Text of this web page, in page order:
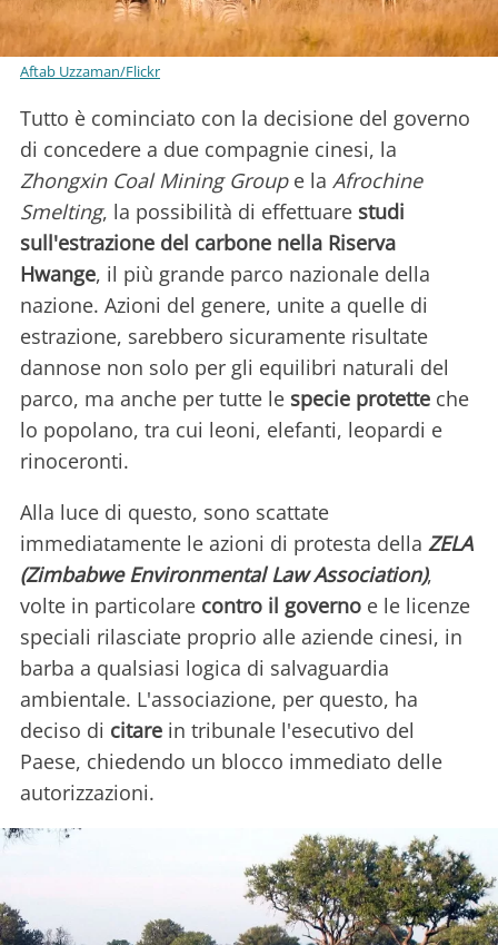
Aftab Uzzaman/Flickr
Tutto è cominciato con la decisione del governo
di concedere a due compagnie cinesi, la
Zhongxin Coal Mining Groupe la Afrochine
Smelting, la possibilità di effettuare studi
sull'estrazione del carbone nella Riserva
Hwange, il più grande parco nazionale della
nazione. Azioni del genere, unite a quelle di
estrazione, sarebbero sicuramente risultate
dannose non solo per gli equilibri naturali del
parco, ma anche per tutte le specie protette che
lo popolano, tra cui leoni, elefanti, leopardi e
rinoceronti.
Alla luce di questo, sono scattate
immediatamente le azioni di protesta della ZELA
(Zimbabwe Environmental Law Association),
volte in particolare contro il governo e le licenze
speciali rilasciate proprio alle aziende cinesi, in
barba a qualsiasi logica di salvaguardia
ambientale. L'associazione, per questo, ha
deciso di citare in tribunale l'esecutivo del
Paese, chiedendo un blocco immediato delle
autorizzazioni.